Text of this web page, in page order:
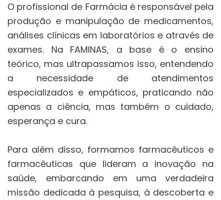
O profissional de Farmácia é responsável pela
produção e manipulação de medicamentos,
análises clínicas em laboratórios e através de
exames. Na FAMINAS, a base é o ensino
teórico, mas ultrapassamos isso, entendendo
a necessidade de atendimentos
especializados e empáticos, praticando não
apenas a ciência, mas também o cuidado,
esperança e cura.
Para além disso, formamos farmacêuticos e
farmacêuticas que lideram a inovação na
saúde, embarcando em uma verdadeira
missão dedicada à pesquisa, à descoberta e